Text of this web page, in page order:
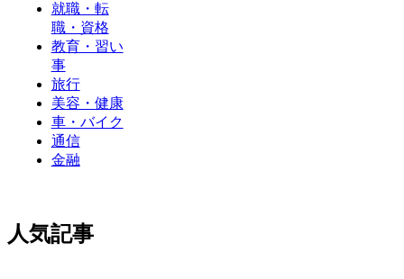
就職・転
職・資格
教育・習い
事
旅行
美容・健康
車・バイク
通信
金融
人気記事